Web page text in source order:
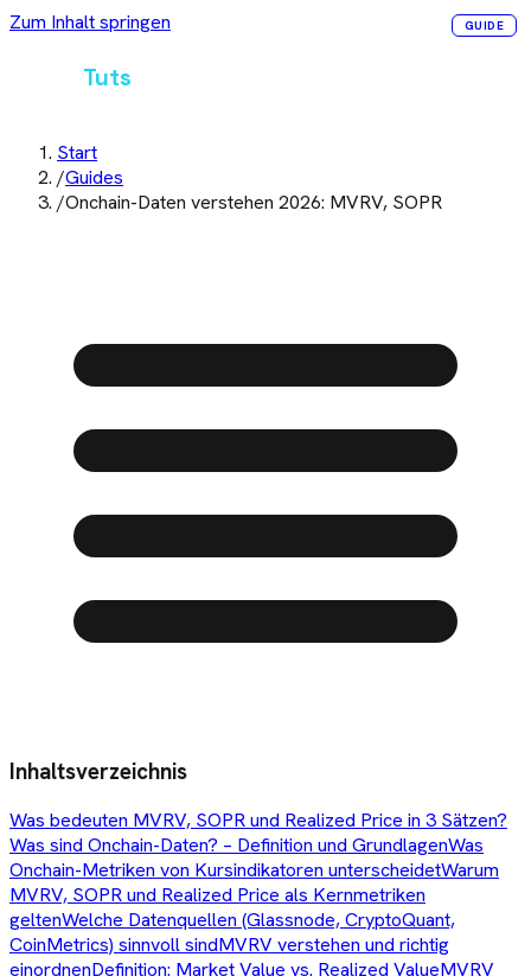
Zum Inhalt springen
Tuts
Start
/Guides
/Onchain-Daten verstehen 2026: MVRV, SOPR
Inhaltsverzeichnis
Was bedeuten MVRV, SOPR und Realized Price in 3 Sätzen?
Was sind Onchain-Daten? – Definition und GrundlagenWas
Onchain-Metriken von Kursindikatoren unterscheidetWarum
MVRV, SOPR und Realized Price als Kernmetriken
geltenWelche Datenquellen (Glassnode, CryptoQuant,
CoinMetrics) sinnvoll sindMVRV verstehen und richtig
einordnenDefinition: Market Value vs. Realized ValueMVRV
GUIDE